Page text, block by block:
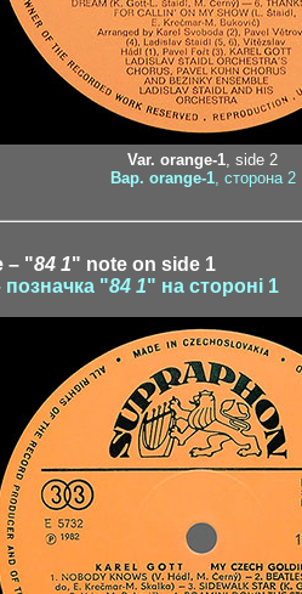
Var. orange-1, side 2
Вар. orange-1, сторона 2
– "84 1" note on side 1
позначка "84 1" на стороні 1